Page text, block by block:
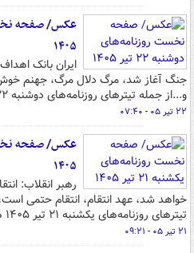
۱۴۰۵
ایران بانک
جنگ آغاز شد، مرگ دلال مرگ، جهنم خوش
و...از جمله تیترهای روزنامه‌های دوشنبه ۲۲ تیر ۱۴۰۵ هستند.
۲۲ تیر ۰۵ - ۰۷:۴۰
۱۴۰۵
رهبر انقلاب:
خواهد شد، عهد انتقام، انتقام حتمی
تیترهای روزنامه‌های یکشنبه ۲۱ تیر ۱۴۰۵ هستند.
۲۱ تیر ۰۵ - ۰۹:۲۱